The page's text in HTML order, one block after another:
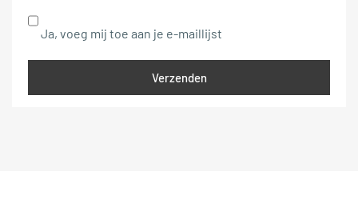
Ja, voeg mij toe aan je e-maillijst